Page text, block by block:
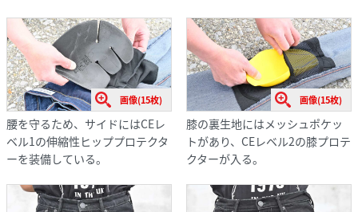
画像(15枚)
腰を守るため、サイドにはCEレ
ベル1の伸縮性ヒッププロテクタ
ーを装備している。
画像(15枚)
膝の裏生地にはメッシュポケッ
トがあり、CEレベル2の膝プロテ
クターが入る。